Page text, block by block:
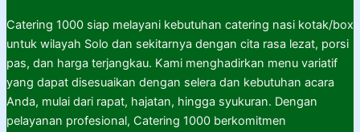
Catering 1000 siap melayani kebutuhan catering nasi kotak/box
untuk wilayah Solo dan sekitarnya dengan cita rasa lezat, porsi
pas, dan harga terjangkau. Kami menghadirkan menu variatif
yang dapat disesuaikan dengan selera dan kebutuhan acara
Anda, mulai dari rapat, hajatan, hingga syukuran. Dengan
pelayanan profesional, Catering 1000 berkomitmen